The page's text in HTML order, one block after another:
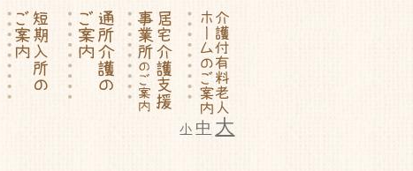
小 中 大